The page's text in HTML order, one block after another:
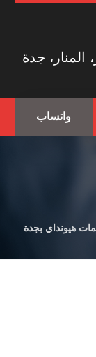
جدة
واتساب
هيونداي بجدة